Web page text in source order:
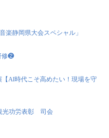
楽静岡県大会スペシャル」
修❷
AI時代こそ高めたい！現場を守
光功労表彰 司会